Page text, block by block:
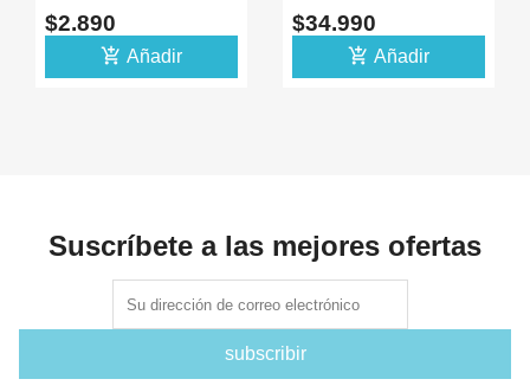
LITIO TIPO MONEDA
BOTON
$2.890
add_shopping_cart Añadir
TIPO C CABEZOTE SIN
CABLE
$34.990
add_shopping_cart Añadir
Suscríbete a las mejores ofertas